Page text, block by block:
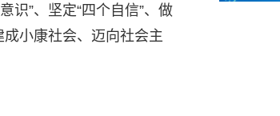
识”、坚定“四个自信”、做
小康社会、迈向社会主